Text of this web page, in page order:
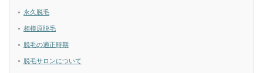
永久脱毛
相模原脱毛
脱毛の適正時期
脱毛サロンについて